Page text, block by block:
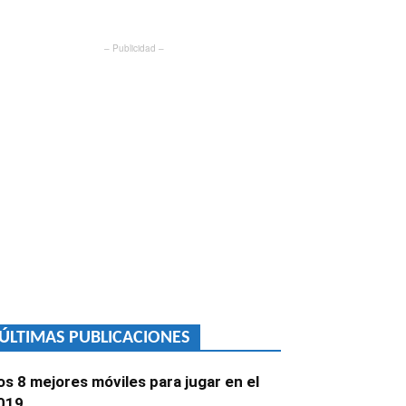
– Publicidad –
PUBLICACIONES
8 mejores móviles para jugar en el